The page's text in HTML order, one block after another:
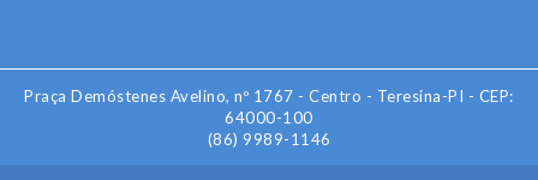
Praça Demóstenes Avelino, nº 1767 - Centro - Teresina-PI - CEP:
64000-100
(86) 9989-1146